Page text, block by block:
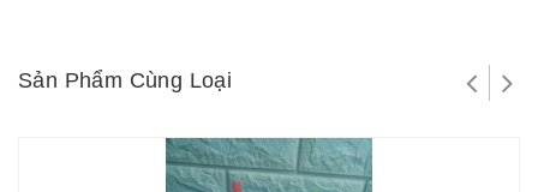
Sản Phẩm Cùng Loại